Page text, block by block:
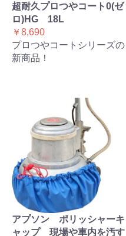
超耐久プロつやコート0(ゼ
ロ)HG 18L
￥8,690
プロつやコートシリーズの
新商品！
アプソン ポリッシャーキ
ャップ 現場や車内を汚す